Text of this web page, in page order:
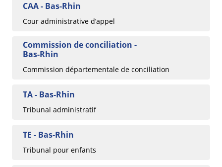
CAA - Bas-Rhin
Cour administrative d’appel
Commission de conciliation -
Bas-Rhin
Commission départementale de conciliation
TA - Bas-Rhin
Tribunal administratif
TE - Bas-Rhin
Tribunal pour enfants